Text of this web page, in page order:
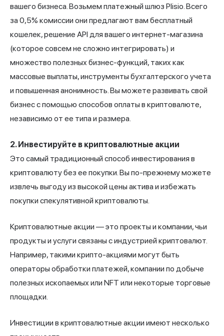
вашего бизнеса. Возьмем платежный шлюз Plisio. Всего
за 0,5% комиссии они предлагают вам бесплатный
кошелек, решение API для вашего интернет-магазина
(которое совсем не сложно интегрировать) и
множество полезных бизнес-функций, таких как
массовые выплаты, инструменты бухгалтерского учета
и повышенная анонимность. Вы можете развивать свой
бизнес с помощью способов оплаты в криптовалюте,
независимо от ее типа и размера.
2. Инвестируйте в криптовалютные акции
Это самый традиционный способ инвестирования в
криптовалюту без ее покупки. Вы по-прежнему можете
извлечь выгоду из высокой цены актива и избежать
покупки спекулятивной криптовалюты.
Криптовалютные акции — это проекты и компании, чьи
продукты и услуги связаны с индустрией криптовалют.
Например, такими крипто-акциями могут быть
операторы обработки платежей, компании по добыче
полезных ископаемых или NFT или некоторые торговые
площадки.
Инвестиции в криптовалютные акции имеют несколько